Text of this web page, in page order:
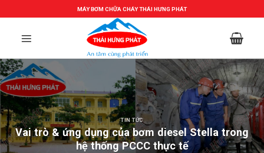
to
MÁY BƠM CHỮA CHÁY THÁI HƯNG PHÁT
TIN TỨC
Vai trò & ứng dụng của bơm diesel Stella trong
hệ thống PCCC thực tế